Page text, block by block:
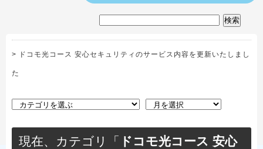
> ドコモ光コース 安心セキュリティのサービス内容を更新いたしまし
た
現在、カテゴリ「
ドコモ光コース 安心